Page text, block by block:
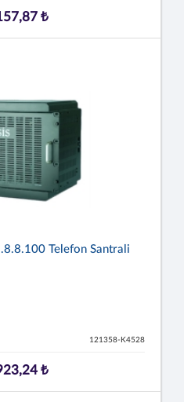
₺
Telefon Santrali
121358-K4528
₺